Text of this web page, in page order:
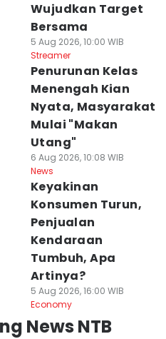
Wujudkan Target
Bersama
5 Aug 2026, 10:00 WIB
Streamer
Penurunan Kelas
Menengah Kian
Nyata, Masyarakat
Mulai "Makan
Utang"
6 Aug 2026, 10:08 WIB
News
Keyakinan
Konsumen Turun,
Penjualan
Kendaraan
Tumbuh, Apa
Artinya?
5 Aug 2026, 16:00 WIB
Economy
News NTB